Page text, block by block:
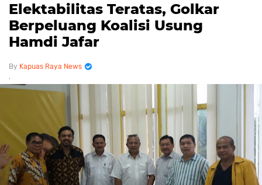
Elektabilitas Teratas, Golkar
Berpeluang Koalisi Usung
Hamdi Jafar
Kapuas Raya News